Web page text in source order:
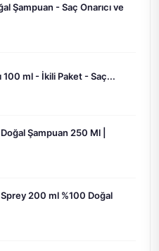
Şampuan - Saç Onarıcı ve
100 ml - İkili Paket - Saç...
Şampuan 250 Ml |
200 ml %100 Doğal